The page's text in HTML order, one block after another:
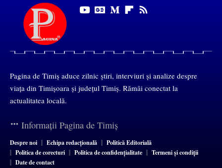
Pagina de Timiș aduce zilnic știri, interviuri și analize despre
viața din Timișoara și județul Timiș. Rămâi conectat la
actualitatea locală.
Informații Pagina de Timiș
Despre noi Echipa redacțională
Politică Editorială
Politica de corecturi
Politica de confidențialitate
Termeni și condiții
Date de contact